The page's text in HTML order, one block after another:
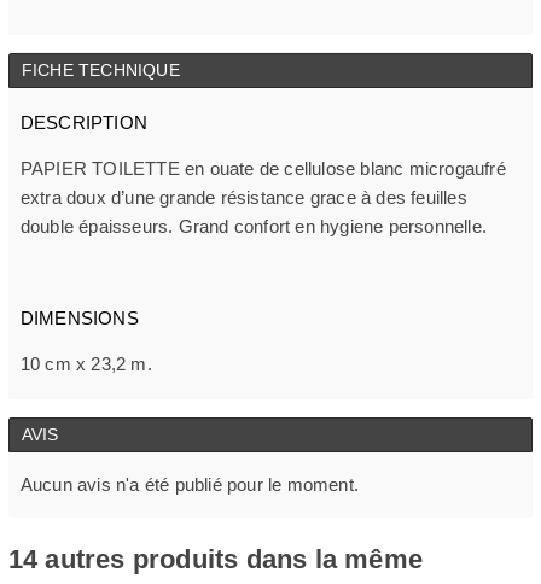
FICHE TECHNIQUE
DESCRIPTION
PAPIER TOILETTE en ouate de cellulose blanc microgaufré
extra doux d’une grande résistance grace à des feuilles
double épaisseurs. Grand confort en hygiene personnelle.
DIMENSIONS
10 cm x 23,2 m.
AVIS
Aucun avis n'a été publié pour le moment.
14 autres produits dans la même